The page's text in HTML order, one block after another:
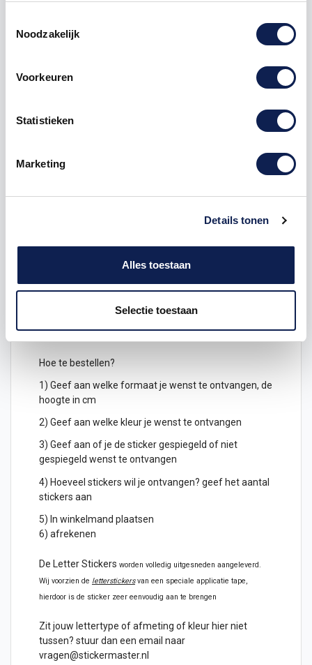
Noodzakelijk
Voorkeuren
Statistieken
Marketing
Details tonen
Alles toestaan
Selectie toestaan
Te bestellen vanaf een hoogte van 1 cm tot 120 cm
hoe langer de sticker.
letter stickers
Keuze uit verschillende kleuren
Je kunt de letters ook gespiegeld uitgesneden
bestellen, deze kunnen dan geplakt worden
aan de buitenkant.
Hoe te bestellen?
1) Geef aan welke formaat je wenst te ontvangen, de
hoogte in cm
2) Geef aan welke kleur je wenst te ontvangen
3) Geef aan of je de sticker gespiegeld of niet
gespiegeld wenst te ontvangen
4) Hoeveel stickers wil je ontvangen? geef het aantal
stickers aan
5) In winkelmand plaatsen
6) afrekenen
De Letter Stickers worden volledig uitgesneden aangeleverd.
Wij voorzien de letterstickersvan een speciale applicatie tape,
hierdoor is de sticker zeer eenvoudig aan te brengen
Zit jouw lettertype of afmeting of kleur hier niet
tussen? stuur dan een email naar
vragen@stickermaster.nl